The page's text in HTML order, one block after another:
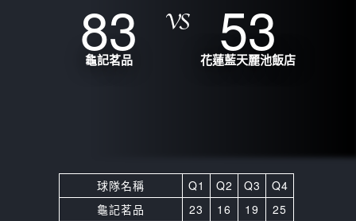
83
龜記茗品 53
花蓮藍天麗池飯店
球隊名稱 Q1 Q2 Q3
Q4
龜記茗品
23 16 19
25